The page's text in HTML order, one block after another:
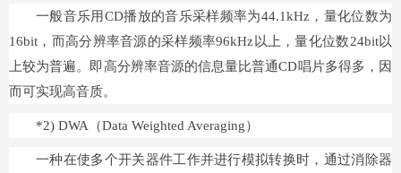
一般音乐用CD播放的音乐采样频率为44.1kHz，量化位数为
16bit，而高分辨率音源的采样频率96kHz以上，量化位数24bit以
上较为普遍。即高分辨率音源的信息量比普通CD唱片多得多，因
而可实现高音质。
*2) DWA（Data Weighted Averaging）
一种在使多个开关器件工作并进行模拟转换时，通过消除器